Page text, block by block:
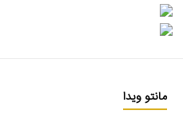
مانتو ویدا